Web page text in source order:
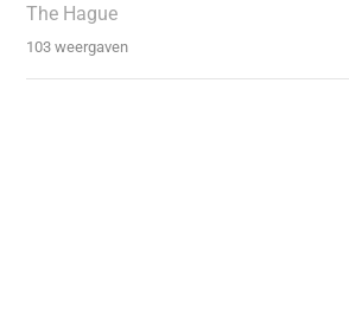
The Hague
103 weergaven